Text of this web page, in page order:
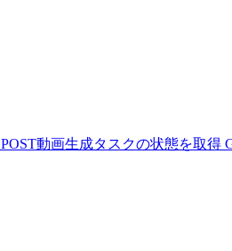
POST動画生成タスクの状態を取得